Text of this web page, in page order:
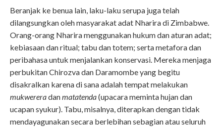
Beranjak ke benua lain, laku-laku serupa juga telah
dilangsungkan oleh masyarakat adat Nharira di Zimbabwe.
Orang-orang Nharira menggunakan hukum dan aturan adat;
kebiasaan dan ritual; tabu dan totem; serta metafora dan
peribahasa untuk menjalankan konservasi. Mereka menjaga
perbukitanChirozva dan Daramombe yang begitu
disakralkan karena di sana adalah tempat melakukan
mukwereradanmatatenda(upacara meminta hujan dan
ucapan syukur). Tabu, misalnya, diterapkan dengan tidak
mendayagunakan secara berlebihan sebagian atau seluruh